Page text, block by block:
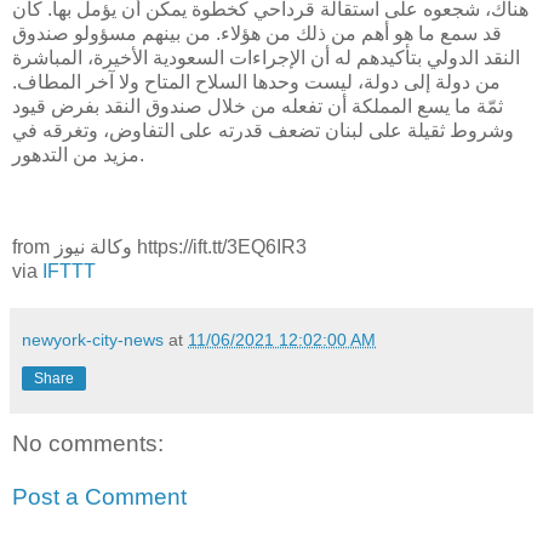
هناك، شجعوه على استقالة قرداحي كخطوة يمكن أن يؤمل بها. كان
قد سمع ما هو أهم من ذلك من هؤلاء. من بينهم مسؤولو صندوق
النقد الدولي بتأكيدهم له أن الإجراءات السعودية الأخيرة، المباشرة
من دولة إلى دولة، ليست وحدها السلاح المتاح ولا آخر المطاف.
ثمّة ما يسع المملكة أن تفعله من خلال صندوق النقد بفرض قيود
وشروط ثقيلة على لبنان تضعف قدرته على التفاوض، وتغرقه في
مزيد من التدهور.
from وكالة نيوز https://ift.tt/3EQ6IR3
via
IFTTT
newyork-city-news at 11/06/2021 12:02:00 AM
Share
No comments:
Post a Comment